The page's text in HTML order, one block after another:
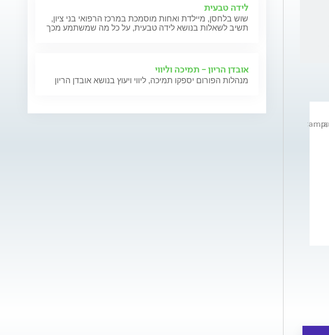
לידה טבעית
שוש בלחסן, מיילדת ואחות מוסמכת במרכז הרפואי בני ציון,
תשיב לשאלות בנושא לידה טבעית, על כל מה שמשתמע מכך
אובדן הריון - תמיכה וליווי
מנהלות הפורום יספקו תמיכה, ליווי ויעוץ בנושא אובדן הריון